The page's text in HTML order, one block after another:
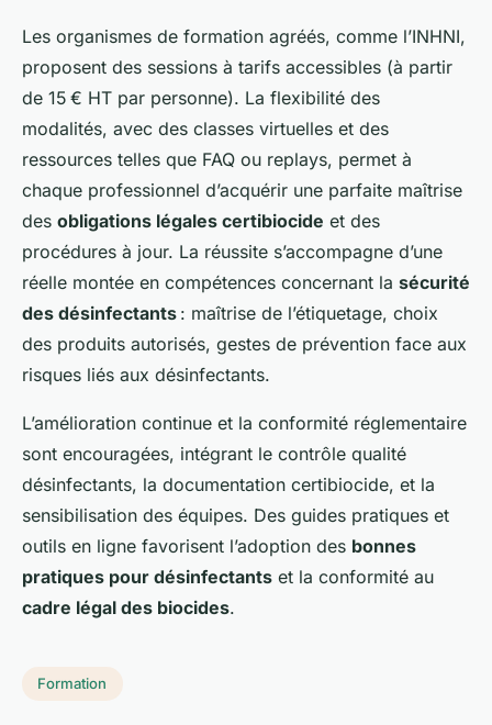
Les organismes de formation agréés, comme l’INHNI,
proposent des sessions à tarifs accessibles (à partir
de 15 € HT par personne). La flexibilité des
modalités, avec des classes virtuelles et des
ressources telles que FAQ ou replays, permet à
chaque professionnel d’acquérir une parfaite maîtrise
des obligations légales certibiocide et des
procédures à jour. La réussite s’accompagne d’une
réelle montée en compétences concernant la sécurité
des désinfectants : maîtrise de l’étiquetage, choix
des produits autorisés, gestes de prévention face aux
risques liés aux désinfectants.
L’amélioration continue et la conformité réglementaire
sont encouragées, intégrant le contrôle qualité
désinfectants, la documentation certibiocide, et la
sensibilisation des équipes. Des guides pratiques et
outils en ligne favorisent l’adoption des bonnes
pratiques pour désinfectants et la conformité au
cadre légal des biocides.
Formation